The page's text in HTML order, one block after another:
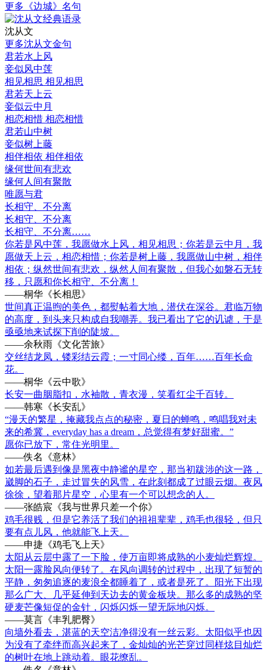
更多《边城》名句
沈从文
更多沈从文金句
君若水上风
妾似风中莲
相见相思 相见相思
君若天上云
妾似云中月
相恋相惜 相恋相惜
君若山中树
妾似树上藤
相伴相依 相伴相依
缘何世间有悲欢
缘何人间有聚散
唯愿与君
长相守、不分离
长相守、不分离
长相守、不分离……
你若是风中莲，我愿做水上风，相见相思；你若是云中月，我
愿做天上云，相恋相惜；你若是树上藤，我愿做山中树，相伴
相依；纵然世间有悲欢，纵然人间有聚散，但我心如磐石无转
移，只愿和你长相守、不分离！
——桐华《长相思》
世间真正温煦的美色，都熨帖着大地，潜伏在深谷。君临万物
的高度，到头来只构成自我嘲弄。我已看出了它的讥谑，于是
亟亟地来试探下削的陡坡。
——余秋雨《文化苦旅》
交丝结龙凤，镂彩结云霞；一寸同心缕，百年……百年长命
花。
——桐华《云中歌》
长安一曲胭脂扣，水袖散，青衣漫，笑看红尘千百转。
——韩寒《长安乱》
“漫天的繁星，掩藏我点点的秘密，夏日的蝉鸣，鸣唱我对未
来的希冀，everyday has a dream，总觉得有梦好甜蜜。”
愿你已放下，常住光明里。
——佚名《意林》
如若最后遇到像是黑夜中静谧的星空，那当初跋涉的这一路，
崴脚的石子，走过冒失的风雪，在此刻都成了过眼云烟。夜风
徐徐，望着那片星空，心里有一个可以想念的人。
——张皓宸《我与世界只差一个你》
鸡毛很贱，但是它养活了我们的祖祖辈辈，鸡毛也很轻，但只
要有点儿风，他就能飞上天。
——申捷《鸡毛飞上天》
太阳从云层中露了一下脸，使万亩即将成熟的小麦灿烂辉煌。
太阳一露脸风向便转了。在风向调转的过程中，出现了短暂的
平静，匆匆追逐的麦浪全都睡着了，或者是死了。阳光下出现
那么广大、几乎延伸到天边去的黄金板块。那么多的成熟的坚
硬麦芒像短促的金针，闪烁闪烁一望无际地闪烁。
——莫言《丰乳肥臀》
向墙外看去，湛蓝的天空洁净得没有一丝云彩。太阳似乎也因
为没有了牵绊而高兴起来了，金灿灿的光芒穿过同样炫目灿烂
的树叶在地上跳动着。眼花缭乱。